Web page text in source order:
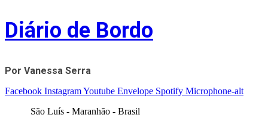
Skip
to
content
Diário de Bordo
Por Vanessa Serra
Facebook InstagramYoutube Envelope Spotify Microphone-alt
São Luís - Maranhão - Brasil